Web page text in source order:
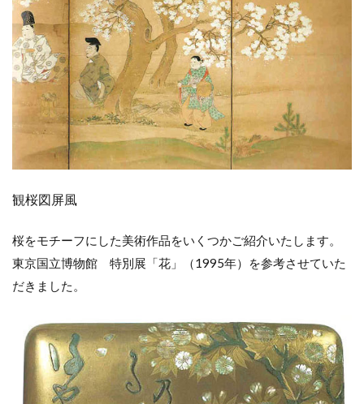
観桜図屏風
桜をモチーフにした美術作品をいくつかご紹介いたします。
東京国立博物館 特別展「花」（1995年）を参考させていた
だきました。